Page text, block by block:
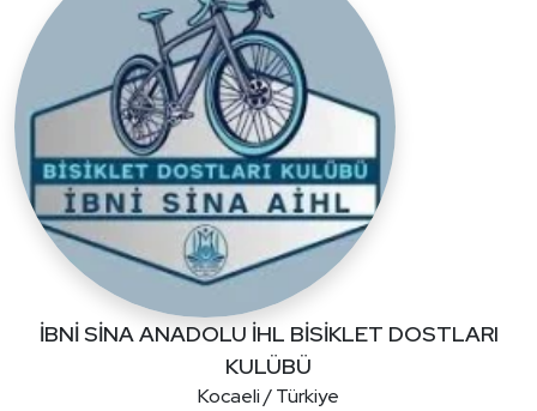
İBNİ SİNA ANADOLU İHL BİSİKLET DOSTLARI
KULÜBÜ
Kocaeli / Türkiye